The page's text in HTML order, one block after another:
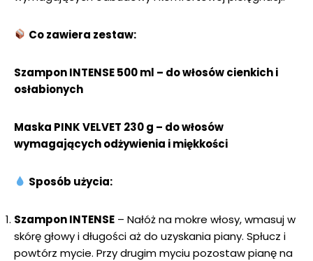
Co zawiera zestaw:
Szampon INTENSE 500 ml – do włosów cienkich i
osłabionych
Maska PINK VELVET 230 g – do włosów
wymagających odżywienia i miękkości
Sposób użycia:
Szampon INTENSE – Nałóż na mokre włosy, wmasuj w
skórę głowy i długości aż do uzyskania piany. Spłucz i
powtórz mycie. Przy drugim myciu pozostaw pianę na